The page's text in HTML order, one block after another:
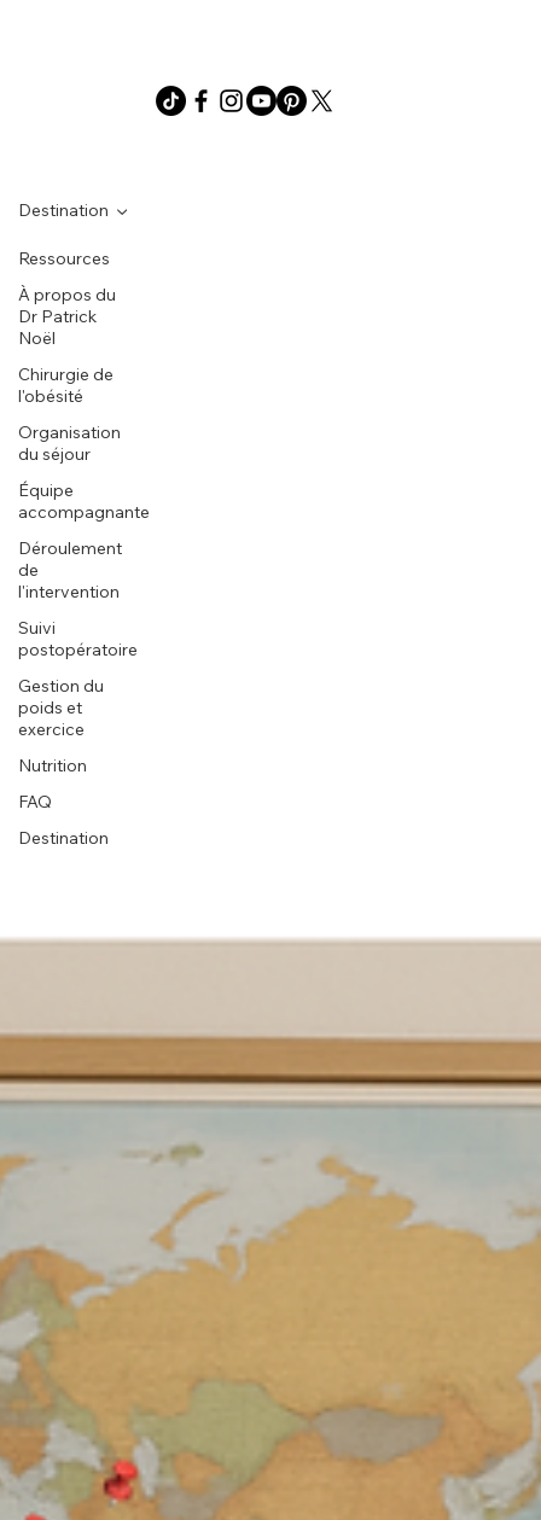
Ressources
À propos du
Dr Patrick
Noël
Chirurgie de
l'obésité
Organisation
du séjour
Équipe
accompagnante
Déroulement
de
l'intervention
Suivi
postopératoire
Gestion du
poids et
exercice
Nutrition
FAQ
Destination
Destination